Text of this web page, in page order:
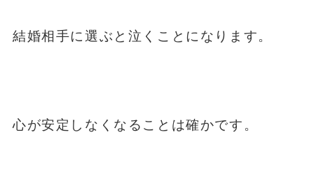
結婚相手に選ぶと泣くことになります。
心が安定しなくなることは確かです。